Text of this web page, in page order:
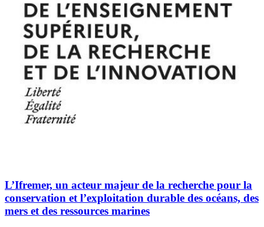
L’Ifremer, un acteur majeur de la recherche pour la
conservation et l’exploitation durable des océans, des
mers et des ressources marines